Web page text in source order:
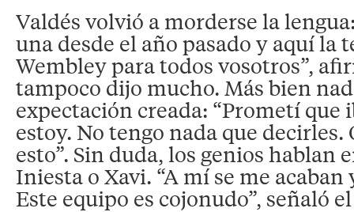
Valdés volvió a morderse la
una desde el año pasado y aquí la
Wembley para todos vosotros”,
tampoco dijo mucho. Más bien
expectación creada: “Prometí que
estoy. No tengo nada que
esto”. Sin duda, los genios hablan
Iniesta o Xavi. “A mí se me acaban
Este equipo es cojonudo”, señaló